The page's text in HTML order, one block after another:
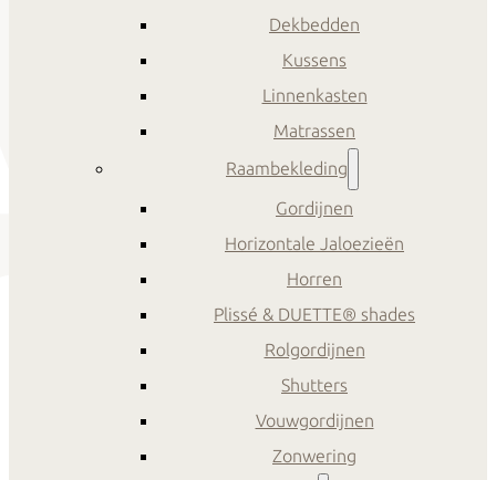
Dekbedden
Kussens
Linnenkasten
Matrassen
Raambekleding
Gordijnen
Horizontale Jaloezieën
Horren
Plissé & DUETTE® shades
Rolgordijnen
Shutters
Vouwgordijnen
Zonwering